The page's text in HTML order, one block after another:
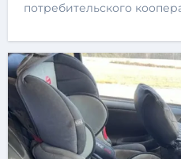
потребительского